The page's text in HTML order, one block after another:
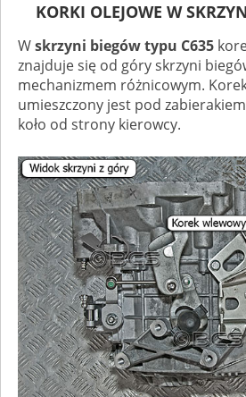
KORKI OLEJOWE W
Wskrzyni biegów typu C635
znajduje się od góry skrzyni
mechanizmem różnicowym.
umieszczony jest pod
koło od strony kierowcy.